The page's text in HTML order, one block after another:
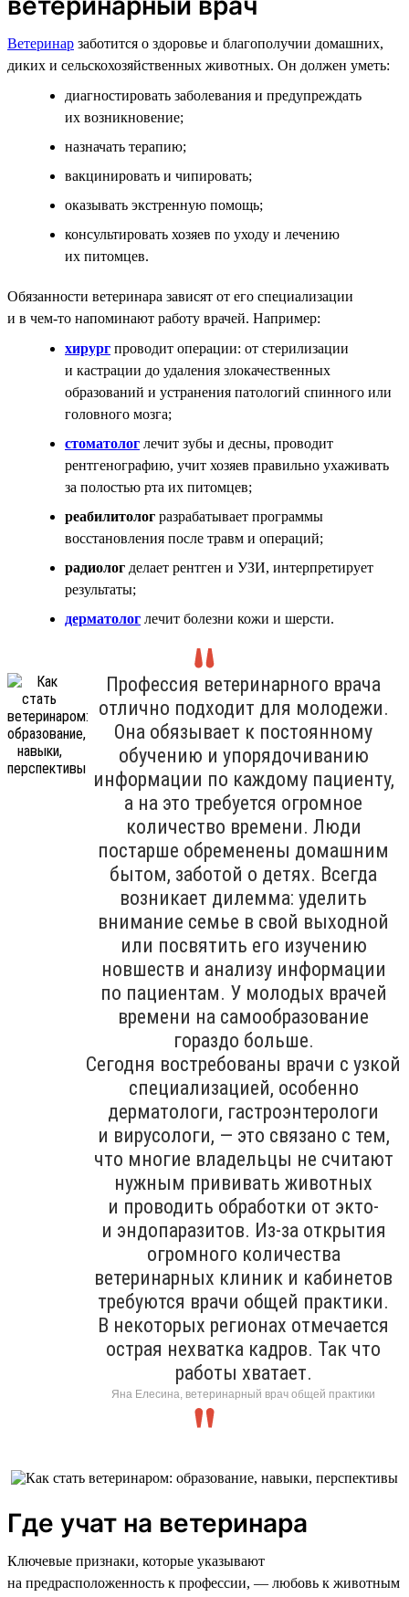
Ветеринар заботится о здоровье и благополучии домашних,
диких и сельскохозяйственных животных. Он должен уметь:
диагностировать заболевания и предупреждать
их возникновение;
назначать терапию;
вакцинировать и чипировать;
оказывать экстренную помощь;
консультировать хозяев по уходу и лечению
их питомцев.
Обязанности ветеринара зависят от его специализации
и в чем-то напоминают работу врачей. Например:
хирург проводит операции: от стерилизации
и кастрации до удаления злокачественных
образований и устранения патологий спинного или
головного мозга;
стоматолог лечит зубы и десны, проводит
рентгенографию, учит хозяев правильно ухаживать
за полостью рта их питомцев;
реабилитолог разрабатывает программы
восстановления после травм и операций;
радиолог делает рентген и УЗИ, интерпретирует
результаты;
дерматолог лечит болезни кожи и шерсти.
Профессия ветеринарного врача
отлично подходит для молодежи.
Она обязывает к постоянному
обучению и упорядочиванию
информации по каждому пациенту,
а на это требуется огромное
количество времени. Люди
постарше обременены домашним
бытом, заботой о детях. Всегда
возникает дилемма: уделить
внимание семье в свой выходной
или посвятить его изучению
новшеств и анализу информации
по пациентам. У молодых врачей
времени на самообразование
гораздо больше.
Сегодня востребованы врачи с узкой
специализацией, особенно
дерматологи, гастроэнтерологи
и вирусологи, — это связано с тем,
что многие владельцы не считают
нужным прививать животных
и проводить обработки от экто-
и эндопаразитов. Из-за открытия
огромного количества
ветеринарных клиник и кабинетов
требуются врачи общей практики.
В некоторых регионах отмечается
острая нехватка кадров. Так что
работы хватает.
Яна Елесина, ветеринарный врач общей практики
Где учат на ветеринара
Ключевые признаки, которые указывают
на предрасположенность к профессии, — любовь к животным